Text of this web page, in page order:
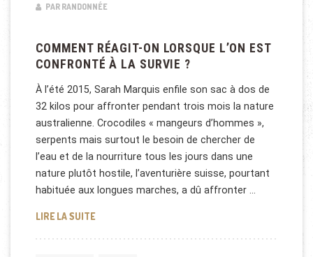
PAR RANDONNÉE
COMMENT RÉAGIT-ON LORSQUE L’ON EST
CONFRONTÉ À LA SURVIE ?
À l’été 2015, Sarah Marquis enfile son sac à dos de
32 kilos pour affronter pendant trois mois la nature
australienne. Crocodiles « mangeurs d’hommes »,
serpents mais surtout le besoin de chercher de
l’eau et de la nourriture tous les jours dans une
nature plutôt hostile, l’aventurière suisse, pourtant
habituée aux longues marches, a dû affronter …
LIRE LA SUITECOMMENT RÉAGIT-ON LORSQUE L’ON EST